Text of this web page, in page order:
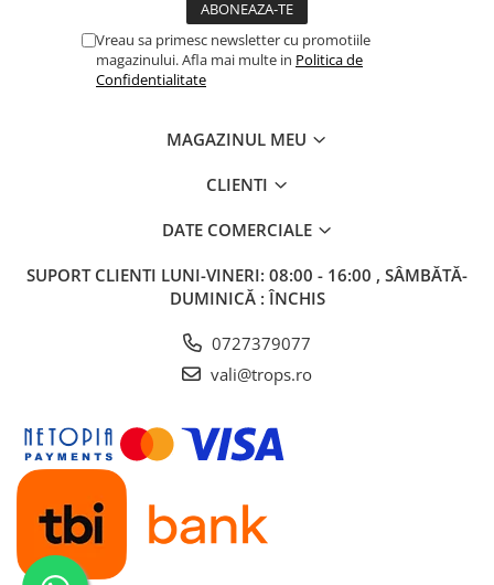
Vreau sa primesc newsletter cu promotiile
magazinului. Afla mai multe in Politica de
Confidentialitate
MAGAZINUL MEU
CLIENTI
DATE COMERCIALE
SUPORT CLIENTI LUNI-VINERI: 08:00 - 16:00 , SÂMBĂTĂ-
DUMINICĂ : ÎNCHIS
0727379077
vali@trops.ro